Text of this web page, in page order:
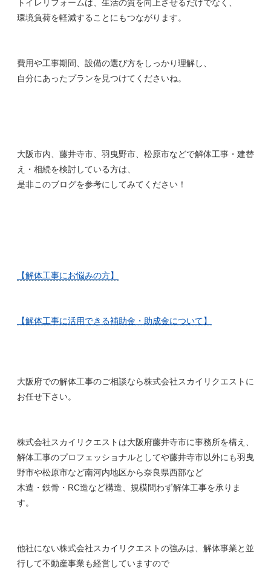
トイレリフォームは、生活の質を向上させるだけでなく、
環境負荷を軽減することにもつながります。
費用や工事期間、設備の選び方をしっかり理解し、
自分にあったプランを見つけてくださいね。
大阪市内、藤井寺市、羽曳野市、松原市などで解体工事・建替
え・相続を検討している方は、
是非このブログを参考にしてみてください！
【解体工事にお悩みの方】
【解体工事に活用できる補助金・助成金について】
大阪府での解体工事のご相談なら株式会社スカイリクエストに
お任せ下さい。
株式会社スカイリクエストは大阪府藤井寺市に事務所を構え、
解体工事のプロフェッショナルとしてや藤井寺市以外にも羽曳
野市や松原市など南河内地区から奈良県西部など
木造・鉄骨・RC造など構造、規模問わず解体工事を承りま
す。
他社にない株式会社スカイリクエストの強みは、解体事業と並
行して不動産事業も経営していますので